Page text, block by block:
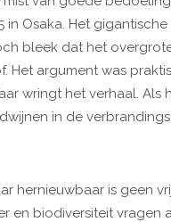
in Osaka. Het
bleek dat het
Het argument was
wringt het verhaal. Als
in de
hernieuwbaar is geen
en biodiversiteit